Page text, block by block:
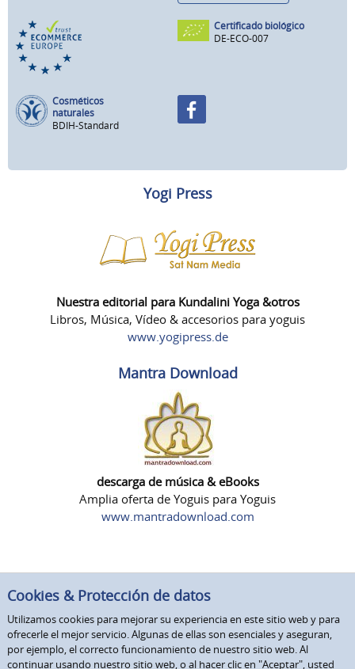
Certificado biológico
DE-ECO-007
Cosméticos
naturales
BDIH-Standard
Yogi Press
Nuestra editorial para Kundalini Yoga &otros
Libros, Música, Vídeo & accesorios para yoguis
www.yogipress.de
Mantra Download
descarga de música & eBooks
Amplia oferta de Yoguis para Yoguis
www.mantradownload.com
Cookies & Protección de datos
Utilizamos cookies para mejorar su experiencia en este sitio web y para
ofrecerle el mejor servicio. Algunas de ellas son esenciales y aseguran,
por ejemplo, el correcto funcionamiento de nuestro sitio web. Al
continuar usando nuestro sitio web, o al hacer clic en "Aceptar", usted